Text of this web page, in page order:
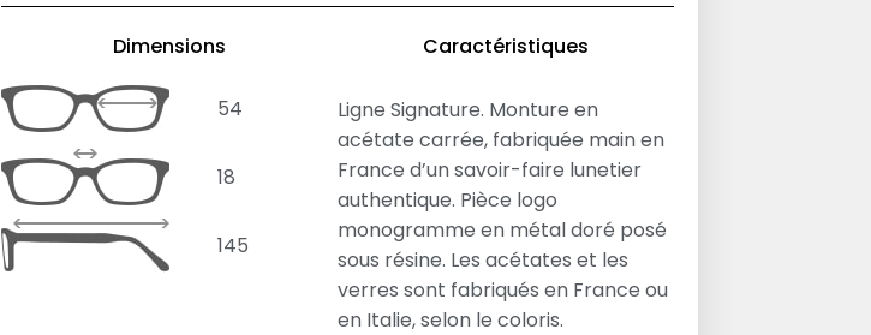
Dimensions
54
18
145
Caractéristiques
Ligne Signature. Monture en
acétate carrée, fabriquée main en
France d’un savoir-faire lunetier
authentique. Pièce logo
monogramme en métal doré posé
sous résine. Les acétates et les
verres sont fabriqués en France ou
en Italie, selon le coloris.